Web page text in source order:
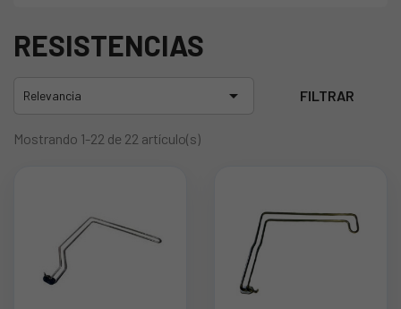
RESISTENCIAS
Relevancia  FILTRAR
Mostrando 1-22 de 22 artículo(s)